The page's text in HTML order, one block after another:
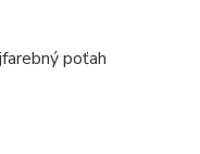
poťah